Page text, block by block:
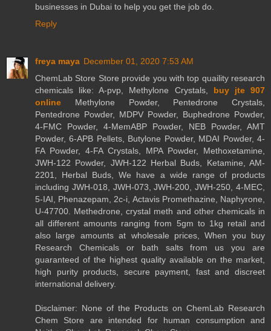
businesses in Dubai to help you get the job do.
Reply
freya maya December 01, 2020 7:53 AM
ChemLab Store Store provide you with top quaility research
chemicals like: A-pvp, Methylone Crystals, buy jte 907
online Methylone Powder, Pentedrone Crystals,
Pentedrone Powder, MDPV Powder, Buphedrone Powder,
4-FMC Powder, 4-MemABP Powder, NEB Powder, AMT
Powder, 6-APB Pellets, Butylone Powder, MDAI Powder, 4-
FA Powder, 4-FA Crystals, MPA Powder, Methoxetamine,
JWH-122 Powder, JWH-122 Herbal Buds, Ketamine, AM-
2201, Herbal Buds, We have a wide range of products
including JWH-018, JWH-073, JWH-200, JWH-250, 4-MEC,
5-IAI, Phenazepam, 2c-i, Actavis Promethazine, Naphyrone,
U-47700. Methedrone, crystal meth and other chemicals in
all different amounts ranging from 5gm to 1kg retail and
also large amounts at wholesale prices, When you buy
Research Chemicals or bath salts from us you are
guaranteed of the highest quality available on the market,
high purity products, secure payment, fast and discreet
international delivery.
Disclaimer: None of the Products on ChemLab Research
Chem Store are intended for human consumption and